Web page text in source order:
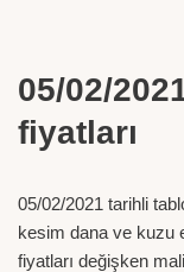
05/02/
fiyatları
05/02/2021 tarihli
kesim dana ve kuzu
fiyatları değişken